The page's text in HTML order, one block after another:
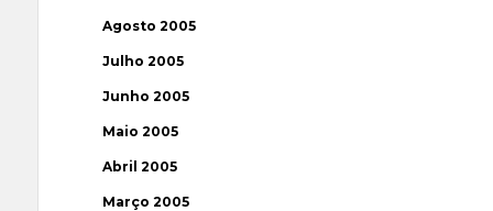
Agosto 2005
Julho 2005
Junho 2005
Maio 2005
Abril 2005
Março 2005